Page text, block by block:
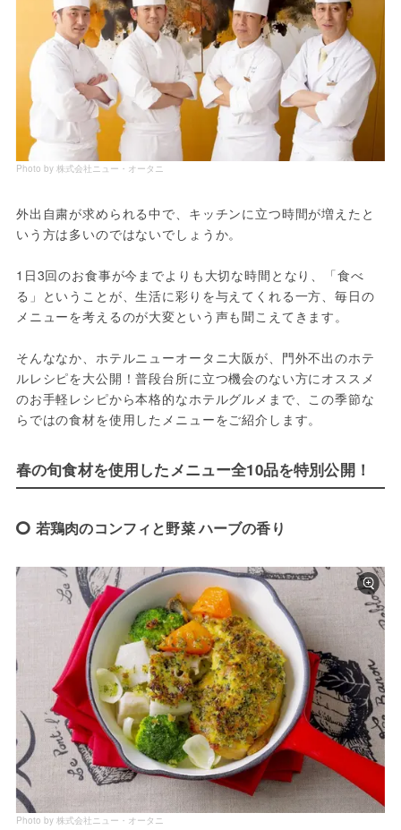
Photo by 株式会社ニュー・オータニ
外出自粛が求められる中で、キッチンに立つ時間が増えたと
いう方は多いのではないでしょうか。
1日3回のお食事が今までよりも大切な時間となり、「食べ
る」ということが、生活に彩りを与えてくれる一方、毎日の
メニューを考えるのが大変という声も聞こえてきます。
そんななか、ホテルニューオータニ大阪が、門外不出のホテ
ルレシピを大公開！﻿普段台所に立つ機会のない方にオススメ
のお手軽レシピから本格的なホテルグルメまで、この季節な
らではの食材を使用したメニューをご紹介します。
春の旬食材を使用したメニュー全10品を特別公開！
若鶏肉のコンフィと野菜 ハーブの香り
Photo by 株式会社ニュー・オータニ